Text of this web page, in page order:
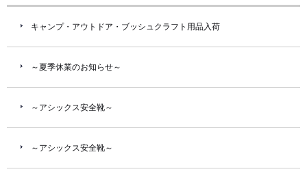
ン
キャンプ・アウトドア・ブッシュクラフト用品入荷
～夏季休業のお知らせ～
～アシックス安全靴～
～アシックス安全靴～